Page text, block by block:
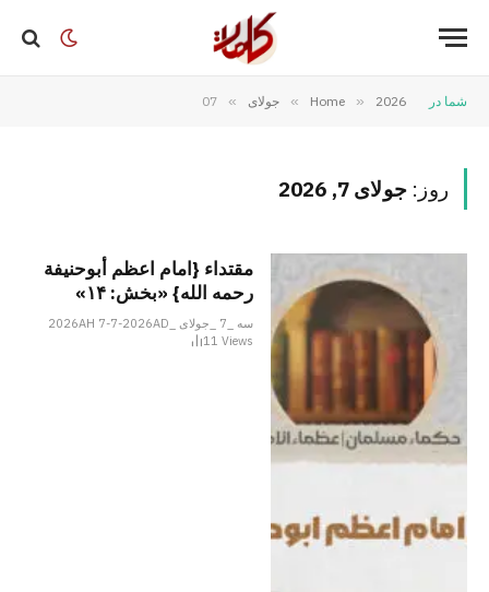
شما در Home » 2026
» جولای »
07
روز: جولای 7, 2026
مقتداء {امام اعظم أبوحنیفة
رحمه الله} «بخش: ۱۴»
سه _7 _جولای _2026AH 7-7-2026AD
11Views